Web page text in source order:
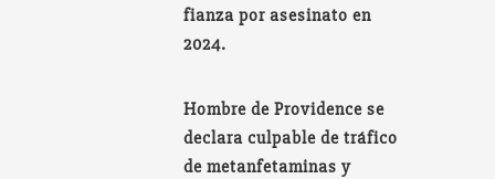
fianza por asesinato en
2024.
Hombre de Providence se
declara culpable de tráfico
de metanfetaminas y